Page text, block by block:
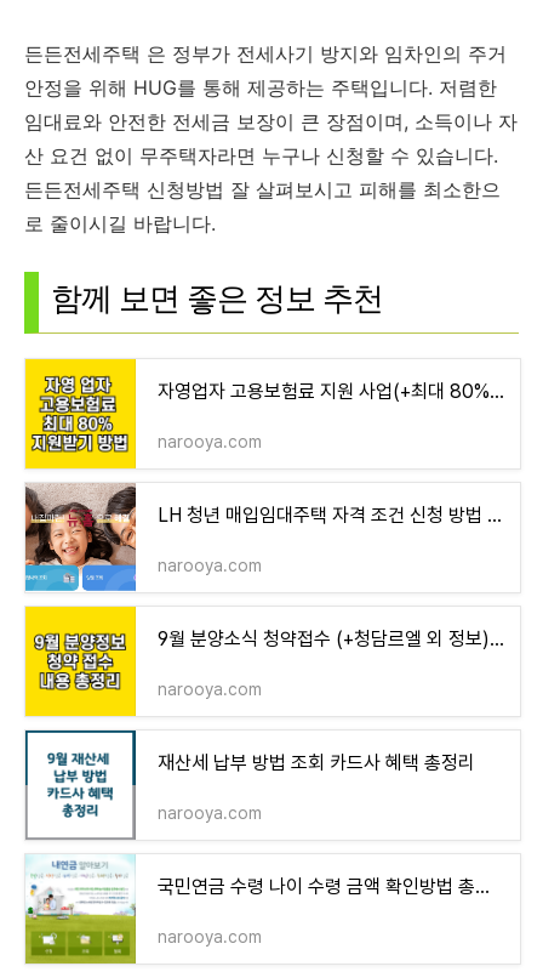
든든전세주택 은 정부가 전세사기 방지와 임차인의 주거
안정을 위해 HUG를 통해 제공하는 주택입니다. 저렴한
임대료와 안전한 전세금 보장이 큰 장점이며, 소득이나 자
산 요건 없이 무주택자라면 누구나 신청할 수 있습니다.
든든전세주택 신청방법 잘 살펴보시고 피해를 최소한으
로 줄이시길 바랍니다.
함께 보면 좋은 정보 추천
자영업자 고용보험료 지원 사업(+최대 80%) 신청 방법 총정리
narooya.com
LH 청년 매입임대주택 자격 조건 신청 방법 4차 공고 내용 총정리
narooya.com
9월 분양소식 청약접수 (+청담르엘 외 정보) 총정리
narooya.com
재산세 납부 방법 조회 카드사 혜택 총정리
narooya.com
국민연금 수령 나이 수령 금액 확인방법 총정리
narooya.com